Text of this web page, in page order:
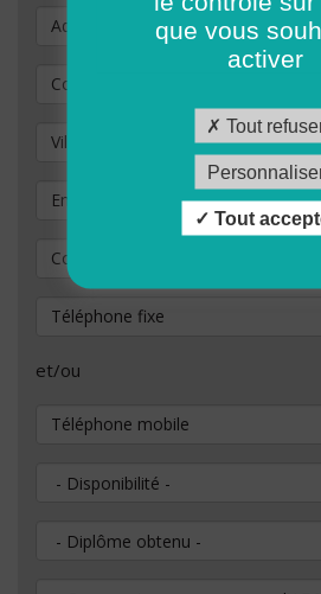
Adresse
Code Postal
Ville / commune
Email
Confirmation de votre adresse
Téléphone fixe
et/ou
Téléphone mobile
Disponibilité
Diplôme obtenu
que vous
activer
Tout
Tout